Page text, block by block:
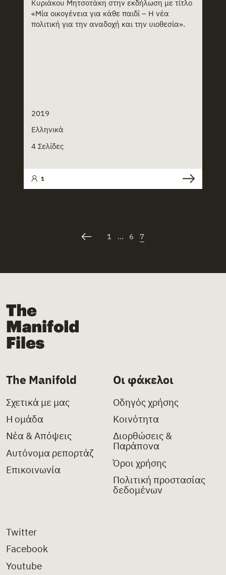
Κυριάκου Μητσοτάκη στην εκδήλωση με τίτλο
«Μία οικογένεια για κάθε παιδί – Η νέα
πολιτική για την αναδοχή και την υιοθεσία».
2019
Ελληνικά
4 Σελίδες
1
1 ... 6 7
The Manifold Files
The Manifold
Σχετικά με μας
Η ομάδα
Νέα & Απόψεις
Αυτόνομα ρεπορτάζ
Επικοινωνία
Οι φάκελοι
Οδηγός χρήσης
Κοινότητα
Διορθώσεις &
Παράπονα
Όροι χρήσης
Πολιτική προστασίας
δεδομένων
Twitter
Facebook
Youtube